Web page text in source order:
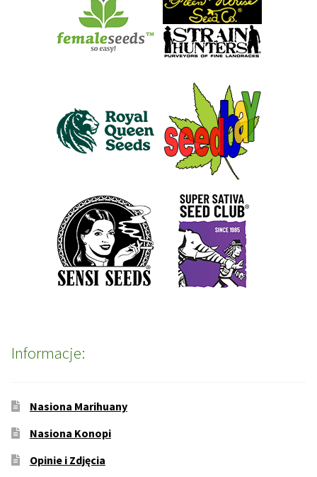
Informacje:
Nasiona Marihuany
Nasiona Konopi
Opinie i Zdjęcia